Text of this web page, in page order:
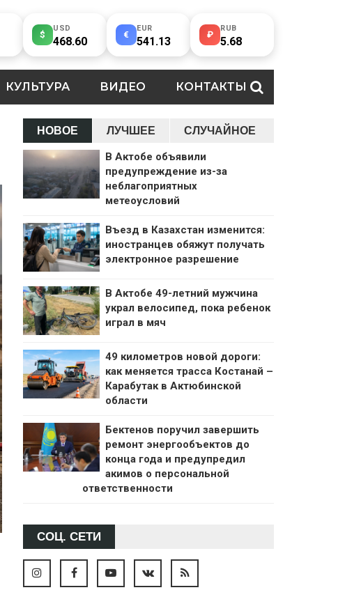
$
USD
468.60 €
EUR
541.13 ₽
RUB
5.68
КУЛЬТУРА ВИДЕО КОНТАКТЫ
НОВОЕ ЛУЧШЕЕ СЛУЧАЙНОЕ
В Актобе объявили
предупреждение из-за
неблагоприятных
метеоусловий
Въезд в Казахстан изменится:
иностранцев обяжут получать
электронное разрешение
В Актобе 49-летний мужчина
украл велосипед, пока ребенок
играл в мяч
49 километров новой дороги:
как меняется трасса Костанай –
Карабутак в Актюбинской
области
Бектенов поручил завершить
ремонт энергообъектов до
конца года и предупредил
акимов о персональной
ответственности
СОЦ. СЕТИ